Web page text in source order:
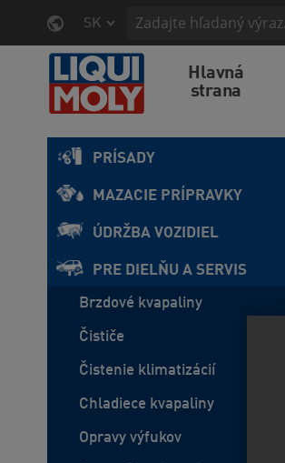
SK
Hlavná
strana
PRÍSADY
MAZACIE PRÍPRAVKY
ÚDRŽBA VOZIDIEL
PRE DIELŇU A SERVIS
Brzdové kvapaliny
Čističe
Čistenie klimatizácií
Chladiece kvapaliny
Opravy výfukov